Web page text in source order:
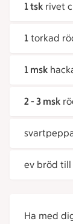
1 tsk rivet
1 torkad
1 msk
2 - 3 msk
ev bröd till
Ha med